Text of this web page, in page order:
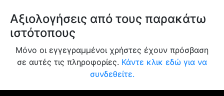
Αξιολογήσεις από τους παρακάτω
ιστότοπους
Μόνο οι εγγεγραμμένοι χρήστες έχουν πρόσβαση
σε αυτές τις πληροφορίες. Κάντε κλικ εδώ για να
συνδεθείτε.